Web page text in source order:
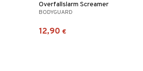
Överfallslarm Screamer
BODYGUARD
12,90 €